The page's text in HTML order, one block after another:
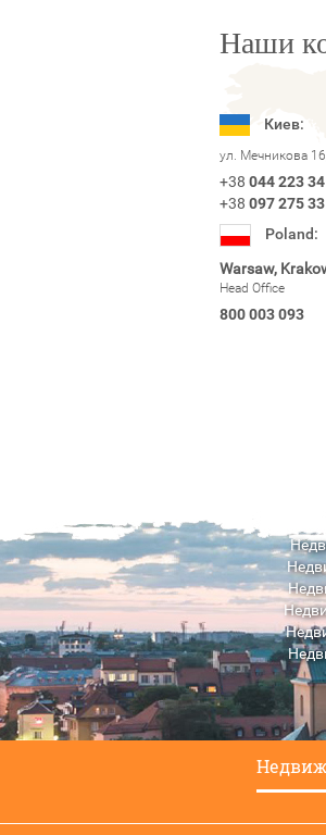
Наши
Киев:
ул. Мечникова
+38 044 223
+38 097 275
Poland:
Warsaw,
Head Office
800 003 093